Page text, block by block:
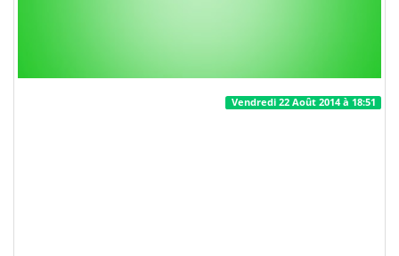
Vendredi 22 Août 2014 à 18:51